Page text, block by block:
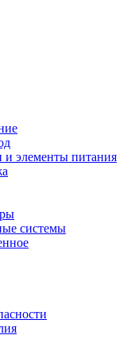
и элементы питания
системы